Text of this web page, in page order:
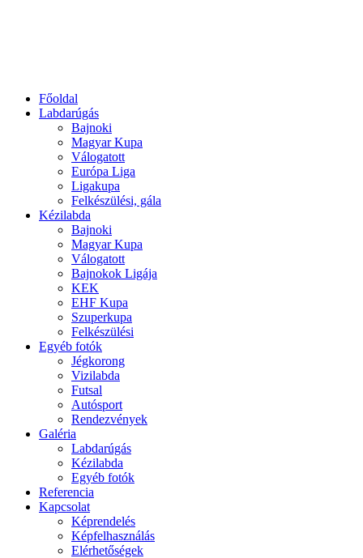
Főoldal
Labdarúgás
Bajnoki
Magyar Kupa
Válogatott
Európa Liga
Ligakupa
Felkészülési, gála
Kézilabda
Bajnoki
Magyar Kupa
Válogatott
Bajnokok Ligája
KEK
EHF Kupa
Szuperkupa
Felkészülési
Egyéb fotók
Jégkorong
Vizilabda
Futsal
Autósport
Rendezvények
Galéria
Labdarúgás
Kézilabda
Egyéb fotók
Referencia
Kapcsolat
Képrendelés
Képfelhasználás
Elérhetőségek